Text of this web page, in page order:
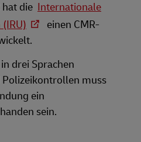
hat die Internationale
einen CMR-
drei Sprachen
muss
ein
sein.